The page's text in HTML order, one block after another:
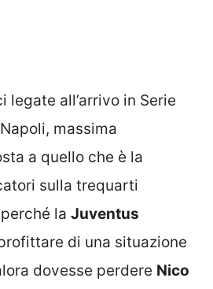
legate all’arrivo in Serie
massima
a quello che è la
sulla trequarti
la Juventus
di una situazione
dovesse perdere Nico